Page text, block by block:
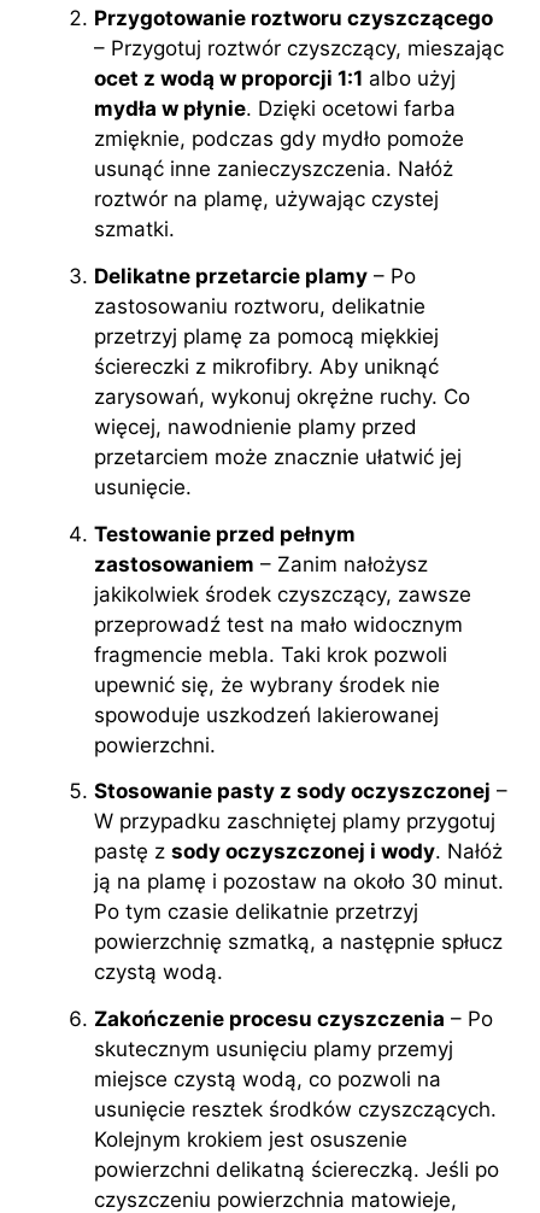
Przygotowanie roztworu czyszczącego
– Przygotuj roztwór czyszczący, mieszając
ocet z wodą w proporcji 1:1 albo użyj
mydła w płynie. Dzięki ocetowi farba
zmięknie, podczas gdy mydło pomoże
usunąć inne zanieczyszczenia. Nałóż
roztwór na plamę, używając czystej
szmatki.
Delikatne przetarcie plamy – Po
zastosowaniu roztworu, delikatnie
przetrzyj plamę za pomocą miękkiej
ściereczki z mikrofibry. Aby uniknąć
zarysowań, wykonuj okrężne ruchy. Co
więcej, nawodnienie plamy przed
przetarciem może znacznie ułatwić jej
usunięcie.
Testowanie przed pełnym
zastosowaniem – Zanim nałożysz
jakikolwiek środek czyszczący, zawsze
przeprowadź test na mało widocznym
fragmencie mebla. Taki krok pozwoli
upewnić się, że wybrany środek nie
spowoduje uszkodzeń lakierowanej
powierzchni.
Stosowanie pasty z sody oczyszczonej –
W przypadku zaschniętej plamy przygotuj
pastę z sody oczyszczonej i wody. Nałóż
ją na plamę i pozostaw na około 30 minut.
Po tym czasie delikatnie przetrzyj
powierzchnię szmatką, a następnie spłucz
czystą wodą.
Zakończenie procesu czyszczenia – Po
skutecznym usunięciu plamy przemyj
miejsce czystą wodą, co pozwoli na
usunięcie resztek środków czyszczących.
Kolejnym krokiem jest osuszenie
powierzchni delikatną ściereczką. Jeśli po
czyszczeniu powierzchnia matowieje,